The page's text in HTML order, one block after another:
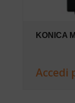
KONICA
Accedi